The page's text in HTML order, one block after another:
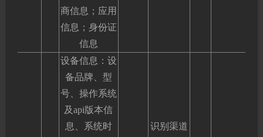
商信息；应用
信息；身份证
信息
设备信息：设
备品牌、型
号、操作系统
及api版本信
息、系统时
识别渠道